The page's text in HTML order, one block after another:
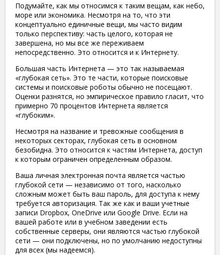
Подумайте, как мы относимся к таким вещам, как небо,
море или экономика. Несмотря на то, что эти
концептуально единичные вещи, мы часто видим
только перспективу: часть целого, которая не
завершена, но мы все же переживаем
непосредственно. Это относится и к Интернету.
Большая часть Интернета — это так называемая
«глубокая сеть». Это те части, которые поисковые
системы и поисковые роботы обычно не посещают.
Оценки разнятся, но эмпирическое правило гласит, что
примерно 70 процентов Интернета является
«глубоким».
Несмотря на название и тревожные сообщения в
некоторых секторах, глубокая сеть в основном
безобидна. Это относится к частям Интернета, доступ
к которым ограничен определенным образом.
Ваша личная электронная почта является частью
глубокой сети — независимо от того, насколько
сложным может быть ваш пароль, для доступа к нему
требуется авторизация. Так же как и ваши учетные
записи Dropbox, OneDrive или Google Drive. Если на
вашей работе или в учебном заведении есть
собственные серверы, они являются частью глубокой
сети — они подключены, но по умолчанию недоступны
для всех (мы надеемся).